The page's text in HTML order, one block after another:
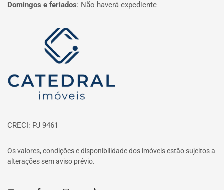
Domingos e feriados: Não haverá expediente
Página inicial
CRECI: PJ 9461
Os valores, condições e disponibilidade dos imóveis estão sujeitos a
alterações sem aviso prévio.